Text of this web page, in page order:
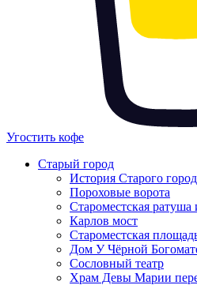
Угостить кофе
Старый город
История Старого
Пороховые ворота
Староместская
Карлов мост
Староместская
Дом У Чёрной
Сословный театр
Храм Девы Марии